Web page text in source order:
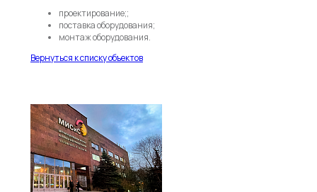
проектирование;;
поставка оборудования;
монтаж оборудования.
Вернуться к списку объектов